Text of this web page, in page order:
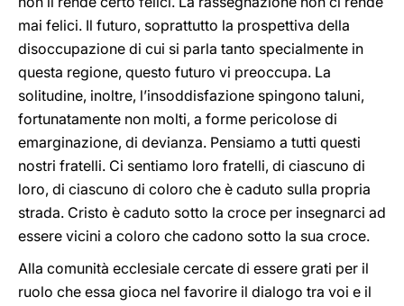
mai felici. Il futuro, soprattutto la prospettiva della
disoccupazione di cui si parla tanto specialmente in
questa regione, questo futuro vi preoccupa. La
solitudine, inoltre, l’insoddisfazione spingono taluni,
fortunatamente non molti, a forme pericolose di
emarginazione, di devianza. Pensiamo a tutti questi
nostri fratelli. Ci sentiamo loro fratelli, di ciascuno di
loro, di ciascuno di coloro che è caduto sulla propria
strada. Cristo è caduto sotto la croce per insegnarci ad
essere vicini a coloro che cadono sotto la sua croce.
Alla comunità ecclesiale cercate di essere grati per il
ruolo che essa gioca nel favorire il dialogo tra voi e il